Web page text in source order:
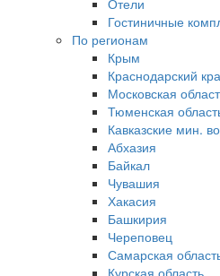
Отели
Гостиничные
По регионам
Крым
Краснодарский
Московская
Тюменская
Кавказские мин.
Абхазия
Байкал
Чувашия
Хакасия
Башкирия
Череповец
Самарская
Курская область